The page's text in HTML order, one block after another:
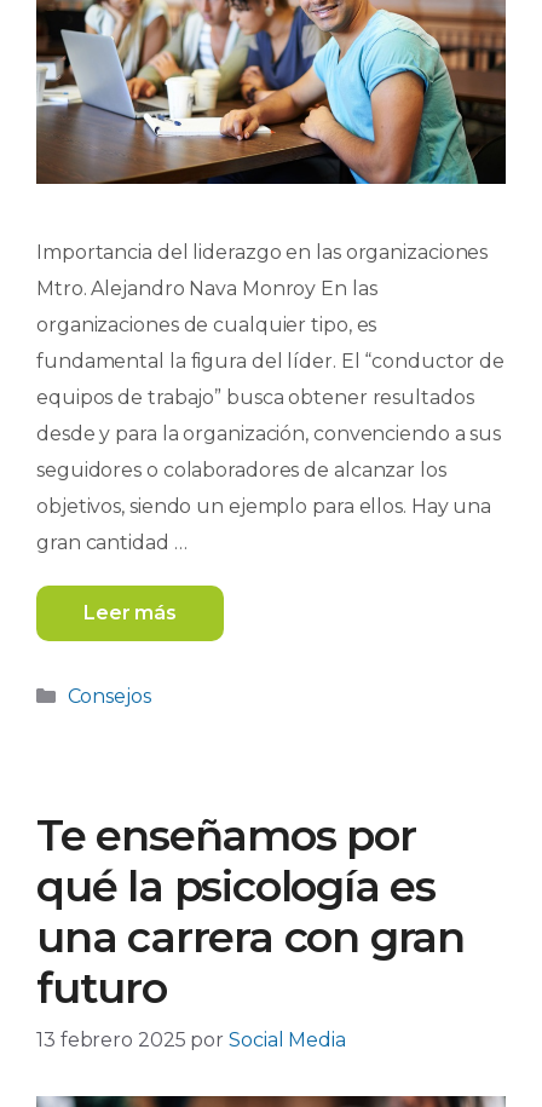
Importancia del liderazgo en las organizaciones
Mtro. Alejandro Nava Monroy En las
organizaciones de cualquier tipo, es
fundamental la figura del líder. El “conductor de
equipos de trabajo” busca obtener resultados
desde y para la organización, convenciendo a sus
seguidores o colaboradores de alcanzar los
objetivos, siendo un ejemplo para ellos. Hay una
gran cantidad …
Leer más
Categorías
Consejos
Te enseñamos por
qué la psicología es
una carrera con gran
futuro
13 febrero 2025 porSocial Media